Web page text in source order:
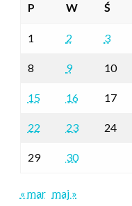
P W Ś
1 2 3
8 9 10
15 16 17
22 23 24
29 30
« mar maj »